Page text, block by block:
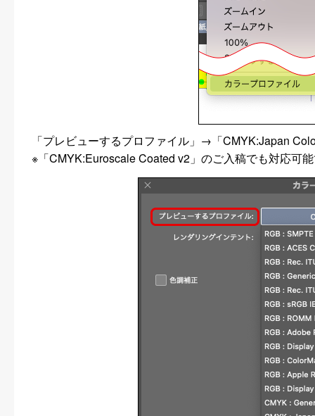
「プレビューするプロファイル」→「CMYK:Japan
※「CMYK:Euroscale Coated v2」のご入稿でも対応可